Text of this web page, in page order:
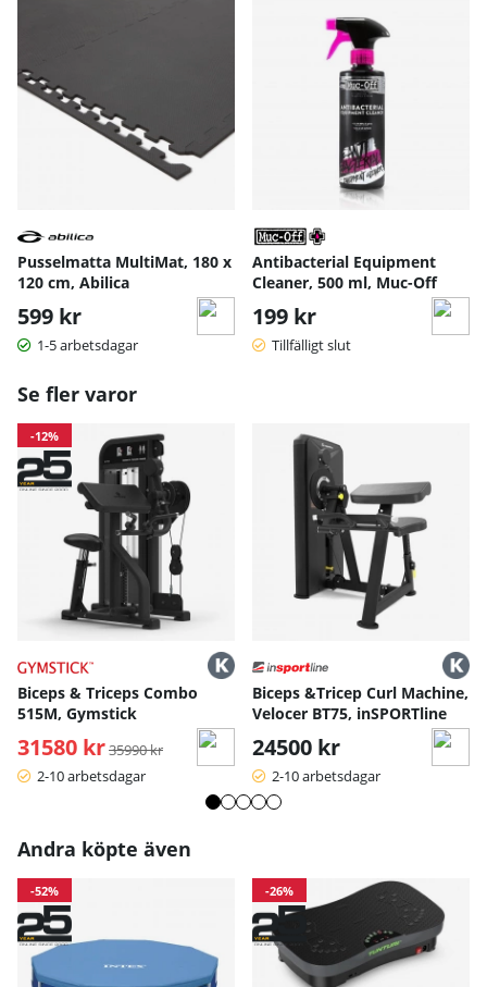
Pusselmatta MultiMat, 180 x
120 cm, Abilica
599 kr
1-5 arbetsdagar
Antibacterial Equipment
Cleaner, 500 ml, Muc-Off
199 kr
Tillfälligt slut
Se fler varor
-12%
Biceps & Triceps Combo
515M, Gymstick
31580 kr Ordinarie pris:
35990 kr
2-10 arbetsdagar
Biceps &Tricep Curl Machine,
Velocer BT75, inSPORTline
24500 kr
2-10 arbetsdagar
Andra köpte även
-52% -26%